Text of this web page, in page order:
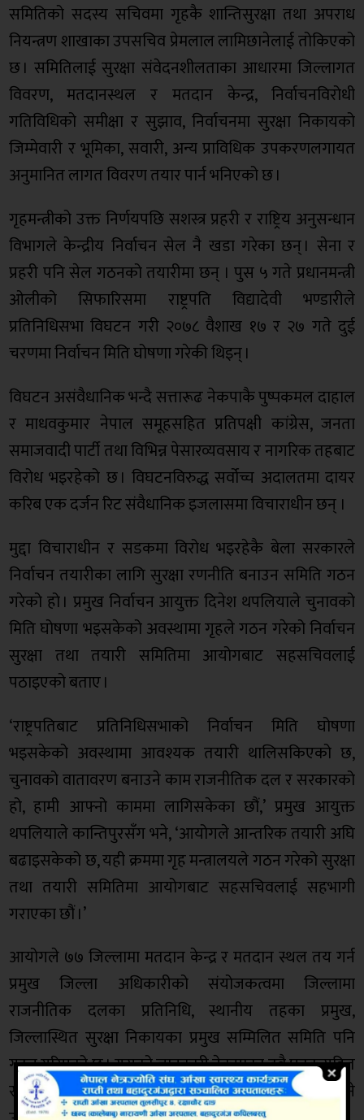
समितिको सदस्य सचिवमा गृहकै शान्तिसुरक्षा तथा अपराध
नियन्त्रण शाखाका उपसचिव प्रेमलाल लामिछानेलाई तोकिएको
छ । समितिलाई सुरक्षा संवेदनशीलताका आधारमा जिल्लागत
विवरण, मतदानस्थल र मतदान केन्द्र, निर्वाचनविरोधी
गतिविधिको समीक्षा र सुझाव, निर्वाचनमा सुरक्षा निकायको
जिम्मेवारी र भूमिका, सवारी, अन्य प्राविधिक उपकरणलगायत
अनुमानित लागत विवरण तयार पार्न भनिएको छ ।
गृहमन्त्रीको उक्त निर्णयपछि सशस्त्र प्रहरी र राष्ट्रिय अनुसन्धान
विभागले केन्द्रीय निर्वाचन सेल नै खडा गरेका छन् । सेना र
प्रहरी पनि सेल गठनको तयारीमा छन् । पुस ५ गते प्रधानमन्त्री
ओलीको सिफारिसमा राष्ट्रपति विद्यादेवी भण्डारीले
प्रतिनिधिसभा विघटन गरी २०७८ वैशाख १७ र २७ गते दुई
चरणमा निर्वाचन मिति घोषणा गरेकी थिइन् ।
विघटन असंवैधानिक भन्दै सत्तारूढ नेकपाकै पुष्पकमल दाहाल
र माधवकुमार नेपाल समूहसहित प्रतिपक्षी कांग्रेस, जनता
समाजवादी पार्टी तथा विभिन्न पेसारव्यवसाय र नागरिक तहबाट
विरोध भइरहेको छ । विघटनविरुद्ध सर्वोच्च अदालतमा दायर
करिब एक दर्जन रिट संवैधानिक इजलासमा विचाराधीन छन् ।
मुद्दा विचाराधीन र सडकमा विरोध भइरहेकै बेला सरकारले
निर्वाचन तयारीका लागि सुरक्षा रणनीति बनाउन समिति गठन
गरेको हो । प्रमुख निर्वाचन आयुक्त दिनेश थपलियाले चुनावको
मिति घोषणा भइसकेको अवस्थामा गृहले गठन गरेको निर्वाचन
सुरक्षा तथा तयारी समितिमा आयोगबाट सहसचिवलाई
पठाइएको बताए ।
‘राष्ट्रपतिबाट प्रतिनिधिसभाको निर्वाचन मिति घोषणा
भइसकेको अवस्थामा आवश्यक तयारी थालिसकिएको छ,
चुनावको वातावरण बनाउने काम राजनीतिक दल र सरकारको
हो, हामी आफ्नो काममा लागिसकेका छौं,’ प्रमुख आयुक्त
थपलियाले कान्तिपुरसँग भने, ‘आयोगले आन्तरिक तयारी अघि
बढाइसकेको छ, यही क्रममा गृह मन्त्रालयले गठन गरेको सुरक्षा
तथा तयारी समितिमा आयोगबाट सहसचिवलाई सहभागी
गराएका छौं ।’
आयोगले ७७ जिल्लामा मतदान केन्द्र र मतदान स्थल तय गर्न
प्रमुख जिल्ला अधिकारीको संयोजकत्वमा जिल्लामा
राजनीतिक दलका प्रतिनिधि, स्थानीय तहका प्रमुख,
जिल्लास्थित सुरक्षा निकायका प्रमुख सम्मिलित समिति पनि
गठन गरिएको छ । यसको जानकारी नेकपाका दुवै घटकसहित
सबै राजनीतिक दलहरूलाई पनि बोधार्थ जानकारी गराइने